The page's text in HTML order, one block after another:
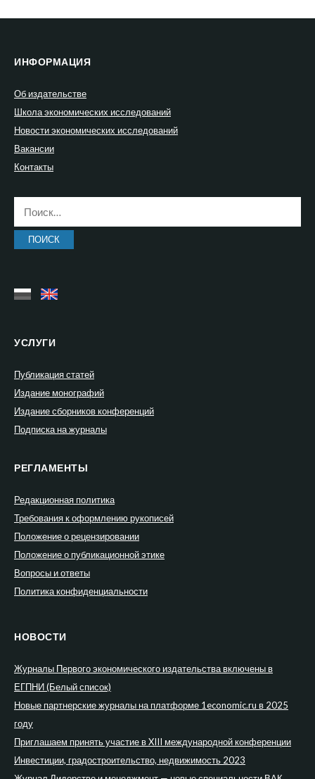
ИНФОРМАЦИЯ
Об издательстве
Школа экономических исследований
Новости экономических исследований
Вакансии
Контакты
УСЛУГИ
Публикация статей
Издание монографий
Издание сборников конференций
Подписка на журналы
РЕГЛАМЕНТЫ
Редакционная политика
Требования к оформлению рукописей
Положение о рецензировании
Положение о публикационной этике
Вопросы и ответы
Политика конфиденциальности
НОВОСТИ
Журналы Первого экономического издательства включены в
ЕГПНИ (Белый список)
Новые партнерские журналы на платформе 1economic.ru в 2025
году
Приглашаем принять участие в XIII международной конференции
Инвестиции, градостроительство, недвижимость 2023